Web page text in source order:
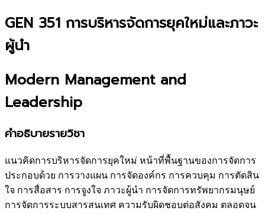
GEN 351 การบริหารจัดการยุคใหม่และภาวะ
ผู้นำ
Modern Management and
Leadership
คำอธิบายรายวิชา
แนวคิดการบริหารจัดการยุคใหม่ หน้าที่พื้นฐานของการจัดการ
ประกอบด้วย การวางแผน การจัดองค์กร การควบคุม การตัดสิน
ใจ การสื่อสาร การจูงใจ ภาวะผู้นำ การจัดการทรัพยากรมนุษย์
การจัดการระบบสารสนเทศ ความรับผิดชอบต่อสังคม ตลอดจน